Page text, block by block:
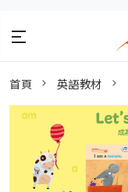
首頁 英語教材